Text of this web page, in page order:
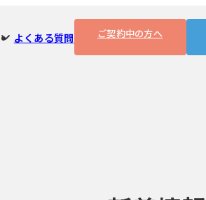
よくある質問 ご契約中の方へ